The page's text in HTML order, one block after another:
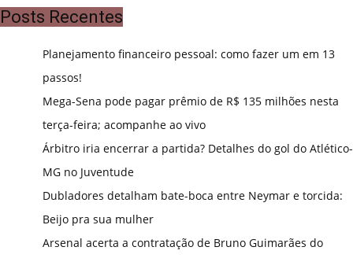
Posts Recentes
Planejamento financeiro pessoal: como fazer um em 13
passos!
Mega-Sena pode pagar prêmio de R$ 135 milhões nesta
terça-feira; acompanhe ao vivo
Árbitro iria encerrar a partida? Detalhes do gol do Atlético-
MG no Juventude
Dubladores detalham bate-boca entre Neymar e torcida:
Beijo pra sua mulher
Arsenal acerta a contratação de Bruno Guimarães do